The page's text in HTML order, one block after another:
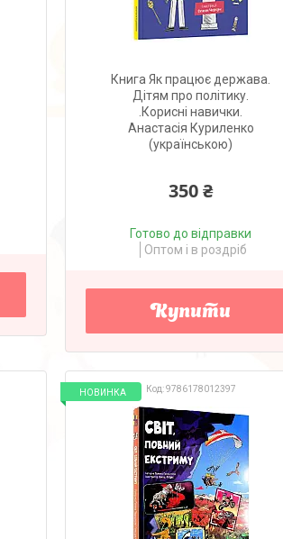
Книга Як працює держава.
Дітям про політику.
.Корисні навички.
Анастасія Куриленко
(українською)
350 ₴
Готово до відправки
Оптом і в роздріб
Купити
9786178012397
НОВИНКА